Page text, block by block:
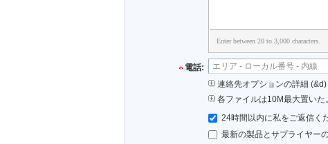
Enter between 20 to 3,000 characters.
電話:
連絡先オプションの詳細 (&d)
各ファイルは10M最大置いた。
24時間以内に私をご返信く
最新の製品とサプライヤー